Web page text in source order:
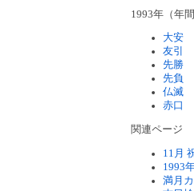
1993年（年間
大安
友引
先勝
先負
仏滅
赤口
関連ページ
11月
1993
満月